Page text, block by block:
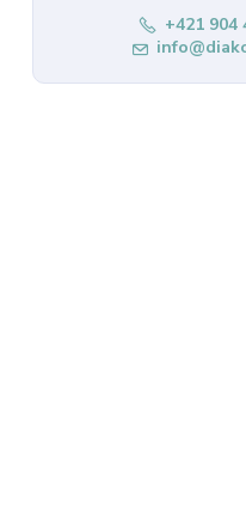
+421 904